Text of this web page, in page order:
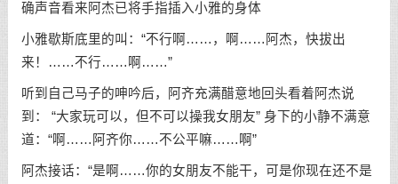
确声音看来阿杰已将手指插入小雅的身体
小雅歇斯底里的叫：“不行啊……，啊……阿杰，快拔出
来！……不行……啊……”
听到自己马子的呻吟后，阿齐充满醋意地回头看着阿杰说
到： “大家玩可以，但不可以操我女朋友” 身下的小静不满意
道：“啊……阿齐你……不公平嘛……啊”
阿杰接话：“是啊……你的女朋友不能干，可是你现在还不是